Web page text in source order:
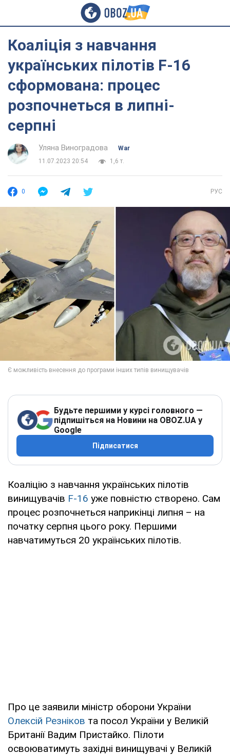
Коаліція з навчання
українських пілотів F-16
сформована: процес
розпочнеться в липні-
серпні
Уляна Виноградова
War
11.07.2023 20:54
1,6 т.
0 РУС
Будьте першими у курсі головного —
підпишіться на Новини на OBOZ.UA у
Google
Підписатися
Коаліцію з навчання українських пілотів
винищувачів F-16 уже повністю створено. Сам
процес розпочнеться наприкінці липня – на
початку серпня цього року. Першими
навчатимуться 20 українських пілотів.
Про це заявили міністр оборони України
Олексій Резніков та посол України у Великій
Британії Вадим Пристайко. Пілоти
освоюватимуть західні винищувачі у Великій